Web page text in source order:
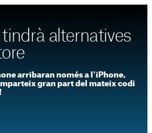
tindrà alternatives
arribaran només a l'iPhone,
gran part del mateix codi